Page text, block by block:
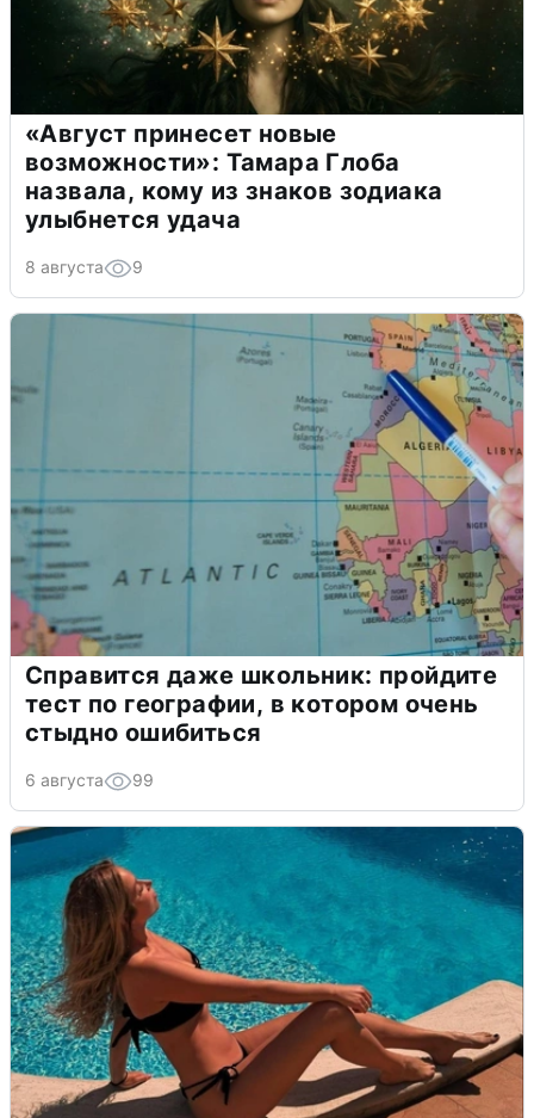
«Август принесет новые
возможности»: Тамара Глоба
назвала, кому из знаков зодиака
улыбнется удача
8 августа 9
Справится даже школьник: пройдите
тест по географии, в котором очень
стыдно ошибиться
6 августа 99